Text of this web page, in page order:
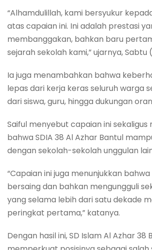
“Alhamdulillah, kami bersyukur
atas capaian ini. Ini adalah prestasi
membanggakan, bahkan baru
sejarah sekolah kami,” ujarnya,
Ia juga menambahkan bahwa
lepas dari kerja keras seluruh warga
dari siswa, guru, hingga dukungan
Saiful menyebut capaian ini sekaligus
bahwa SDIA 38 Al Azhar Bantul
dengan sekolah-sekolah unggulan
“Capaian ini juga menunjukkan
bersaing dan bahkan mengungguli
yang selama lebih dari satu dekade
peringkat pertama,” katanya.
Dengan hasil ini, SD Islam Al Azhar 38